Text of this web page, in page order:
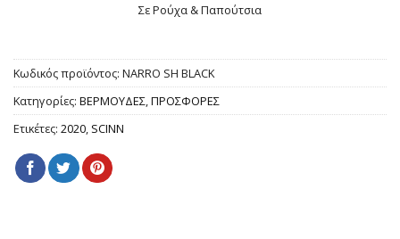
Σε Ρούχα & Παπούτσια
Κωδικός προϊόντος: NARRO SH BLACK
Κατηγορίες: ΒΕΡΜΟΥΔΕΣ,ΠΡΟΣΦΟΡΕΣ
Ετικέτες: 2020, SCINN